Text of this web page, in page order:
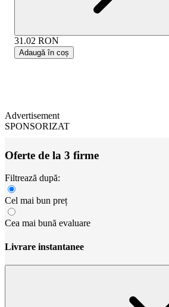
31.02 RON
Adaugă în coș
Advertisement
SPONSORIZAT
Oferte de la 3 firme
Filtrează după:
Cel mai bun preț
Cea mai bună evaluare
Livrare instantanee